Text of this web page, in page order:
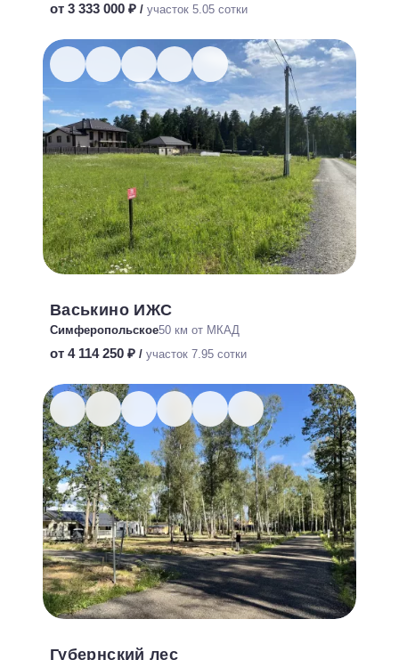
от 3 333 000 ₽ / участок 5.05 сотки
Васькино ИЖС
Симферопольское50 км от МКАД
от 4 114 250 ₽ / участок 7.95 сотки
Губернский лес